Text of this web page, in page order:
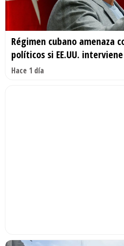
Régimen cubano amenaza
políticos si EE.UU.
Hace 1 día